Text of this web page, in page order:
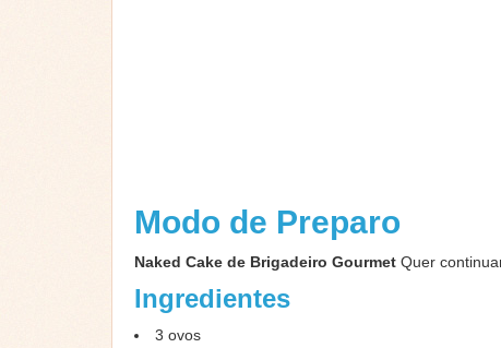
Modo de Preparo
Naked Cake de Brigadeiro Gourmet Quer
Ingredientes
3 ovos